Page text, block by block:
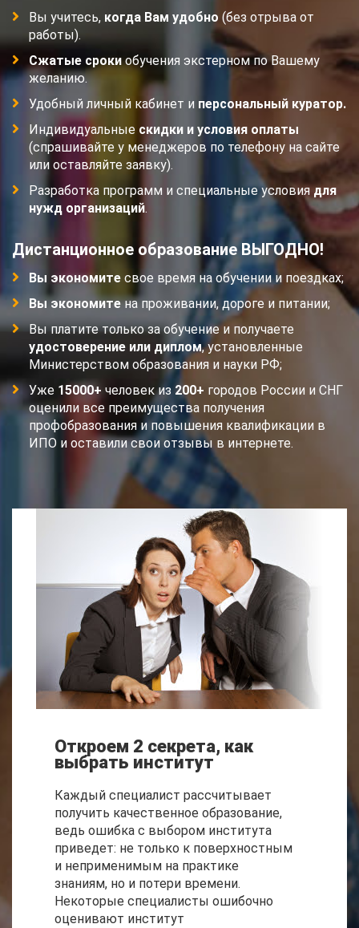
Вы учитесь, когда Вам удобно (без отрыва от
работы).
Сжатые срокиобучения экстерном по Вашему
желанию.
Удобный личный кабинет и персональный куратор.
Индивидуальные скидки и условия оплаты
(спрашивайте у менеджеров по телефону на сайте
или оставляйте заявку).
Разработка программ и специальные условиядля
нужд организаций.
Дистанционное образование ВЫГОДНО!
Вы экономите свое время на обучении и поездках;
Вы экономитена проживании, дороге и питании;
Вы платите только за обучение и получаете
удостоверение или диплом, установленные
Министерством образования и науки РФ;
Уже 15000+ человек из 200+ городов России и СНГ
оценили все преимущества получения
профобразования и повышения квалификации в
ИПО и оставили свои отзывы в интернете.
Откроем 2 секрета, как
выбрать институт
Каждый специалист рассчитывает
получить качественное образование,
ведь ошибка с выбором института
приведет: не только к поверхностным
и неприменимым на практике
знаниям, но и потери времени.
Некоторые специалисты ошибочно
оценивают институт